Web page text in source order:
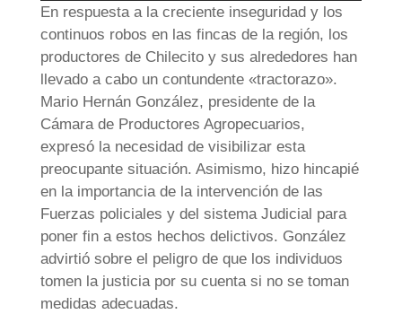
En respuesta a la creciente inseguridad y los
continuos robos en las fincas de la región, los
productores de Chilecito y sus alrededores han
llevado a cabo un contundente «tractorazo».
Mario Hernán González, presidente de la
Cámara de Productores Agropecuarios,
expresó la necesidad de visibilizar esta
preocupante situación. Asimismo, hizo hincapié
en la importancia de la intervención de las
Fuerzas policiales y del sistema Judicial para
poner fin a estos hechos delictivos. González
advirtió sobre el peligro de que los individuos
tomen la justicia por su cuenta si no se toman
medidas adecuadas.